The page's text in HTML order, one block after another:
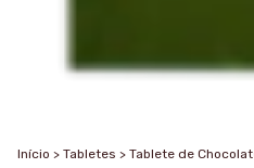
Início > Tabletes > Tablete de